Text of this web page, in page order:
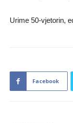
Urime 50-vjetorin,
Facebook